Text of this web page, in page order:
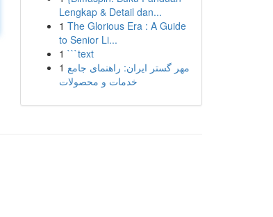
Lengkap & Detail dan...
1 The Glorious Era : A Guide
to Senior Li...
1 ```text
1 مهر گستر ایران: راهنمای جامع
خدمات و محصولات